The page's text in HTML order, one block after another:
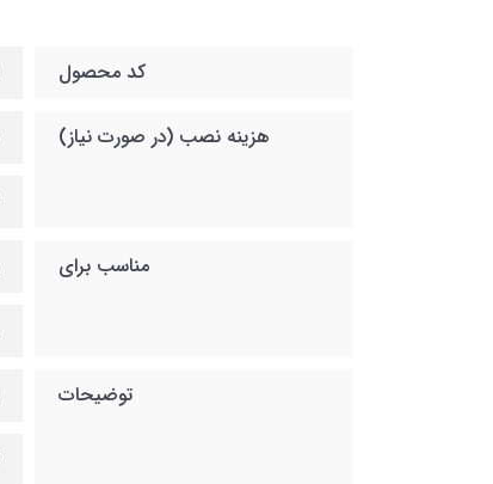
کد محصول
هزینه نصب (در صورت نیاز)
مناسب برای
توضیحات